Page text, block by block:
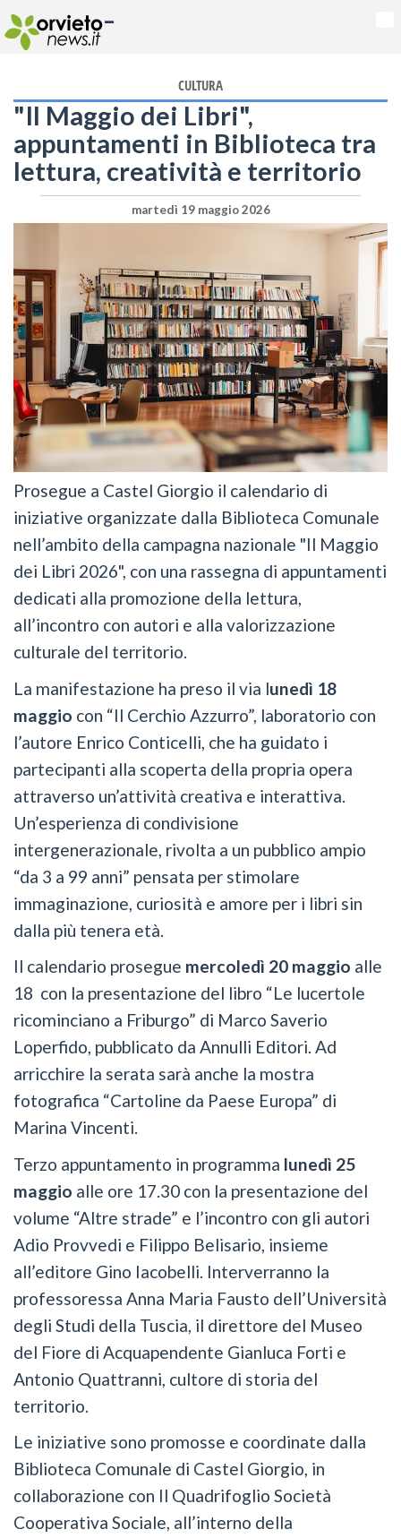
-
CULTURA
"Il Maggio dei Libri",
appuntamenti in Biblioteca tra
lettura, creatività e territorio
martedì 19 maggio 2026
Prosegue a Castel Giorgio il calendario di
iniziative organizzate dalla Biblioteca Comunale
nell’ambito della campagna nazionale "Il Maggio
dei Libri 2026", con una rassegna di appuntamenti
dedicati alla promozione della lettura,
all’incontro con autori e alla valorizzazione
culturale del territorio.
La manifestazione ha preso il via lunedì 18
maggio con “Il Cerchio Azzurro”, laboratorio con
l’autore Enrico Conticelli, che ha guidato i
partecipanti alla scoperta della propria opera
attraverso un’attività creativa e interattiva.
Un’esperienza di condivisione
intergenerazionale, rivolta a un pubblico ampio
“da 3 a 99 anni” pensata per stimolare
immaginazione, curiosità e amore per i libri sin
dalla più tenera età.
Il calendario prosegue mercoledì 20 maggio alle
18 con la presentazione del libro “Le lucertole
ricominciano a Friburgo” di Marco Saverio
Loperfido, pubblicato da Annulli Editori. Ad
arricchire la serata sarà anche la mostra
fotografica “Cartoline da Paese Europa” di
Marina Vincenti.
Terzo appuntamento in programma lunedì 25
maggio alle ore 17.30 con la presentazione del
volume “Altre strade” e l’incontro con gli autori
Adio Provvedi e Filippo Belisario, insieme
all’editore Gino Iacobelli. Interverranno la
professoressa Anna Maria Fausto dell’Università
degli Studi della Tuscia, il direttore del Museo
del Fiore di Acquapendente Gianluca Forti e
Antonio Quattranni, cultore di storia del
territorio.
Le iniziative sono promosse e coordinate dalla
Biblioteca Comunale di Castel Giorgio, in
collaborazione con Il Quadrifoglio Società
Cooperativa Sociale, all’interno della